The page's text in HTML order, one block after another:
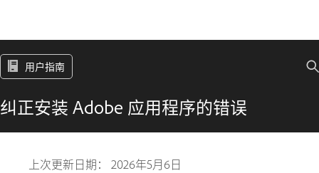
用户指南
纠正安装 Adobe 应用程序的错误
上次更新日期： 2026年5月6日